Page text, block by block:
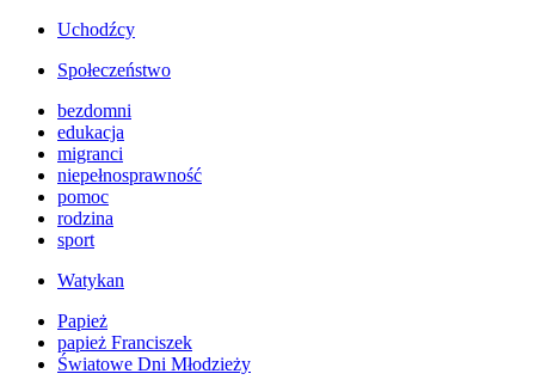
Uchodźcy
Społeczeństwo
bezdomni
edukacja
migranci
niepełnosprawność
pomoc
rodzina
sport
Watykan
Papież
papież Franciszek
Światowe Dni Młodzieży